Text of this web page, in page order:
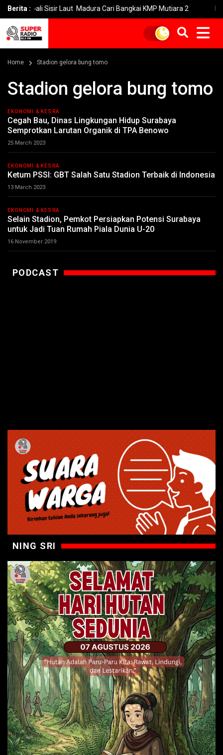
Berita :Sisir Laut Madura Cari Bangkai KMP Mutiara 2
Home Stadion gelora bung tomo
Stadion gelora bung tomo
EKONOMI & KESRA
Cegah Bau, Dinas Lingkungan Hidup Surabaya
Semprotkan Larutan Organik di TPA Benowo
25 March 2023
EKONOMI & KESRA
Ketum PSSI: GBT Salah Satu Stadion Terbaik di Indonesia
13 March 2023
EKONOMI & KESRA
Selain Stadion, Pemkot Persiapkan Potensi Surabaya
untuk Jadi Tuan Rumah Piala Dunia U-20
16 November 2019
PODCAST
NING SRI